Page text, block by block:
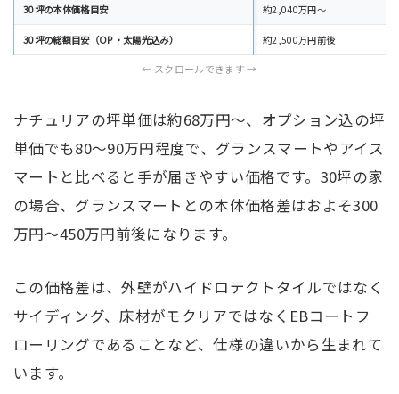
30坪の本体価格目安 約2,040万円〜
30坪の総額目安（OP・太陽光込み） 約2,500万円前後
ナチュリアの坪単価は約68万円〜、オプション込の坪
単価でも80～90万円程度で、グランスマートやアイス
マートと比べると手が届きやすい価格です。30坪の家
の場合、グランスマートとの本体価格差はおよそ300
万円～450万円前後になります。
この価格差は、外壁がハイドロテクトタイルではなく
サイディング、床材がモクリアではなくEBコートフ
ローリングであることなど、仕様の違いから生まれて
います。